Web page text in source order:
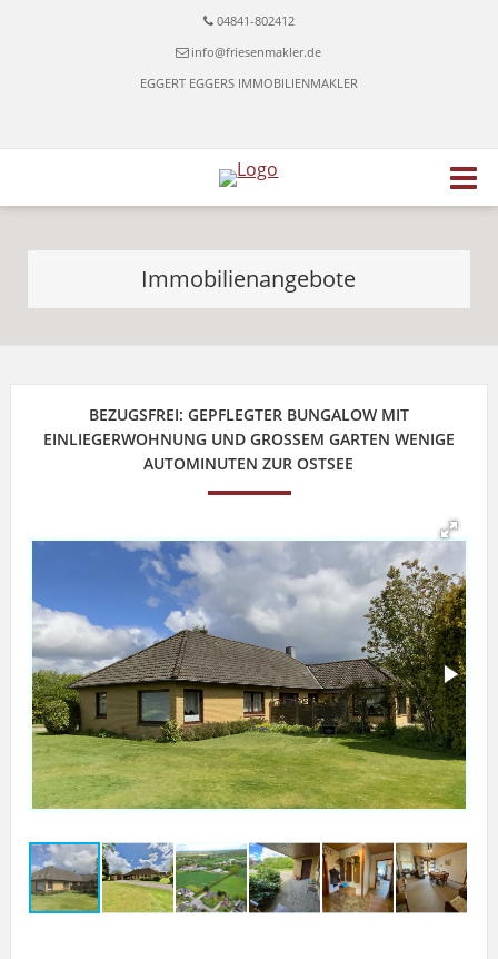
04841-802412
info@friesenmakler.de
EGGERT EGGERS IMMOBILIENMAKLER
Immobilienangebote
BEZUGSFREI: GEPFLEGTER BUNGALOW MIT
EINLIEGERWOHNUNG UND GROSSEM GARTEN WENIGE A
UTOMINUTEN ZUR OSTSEE